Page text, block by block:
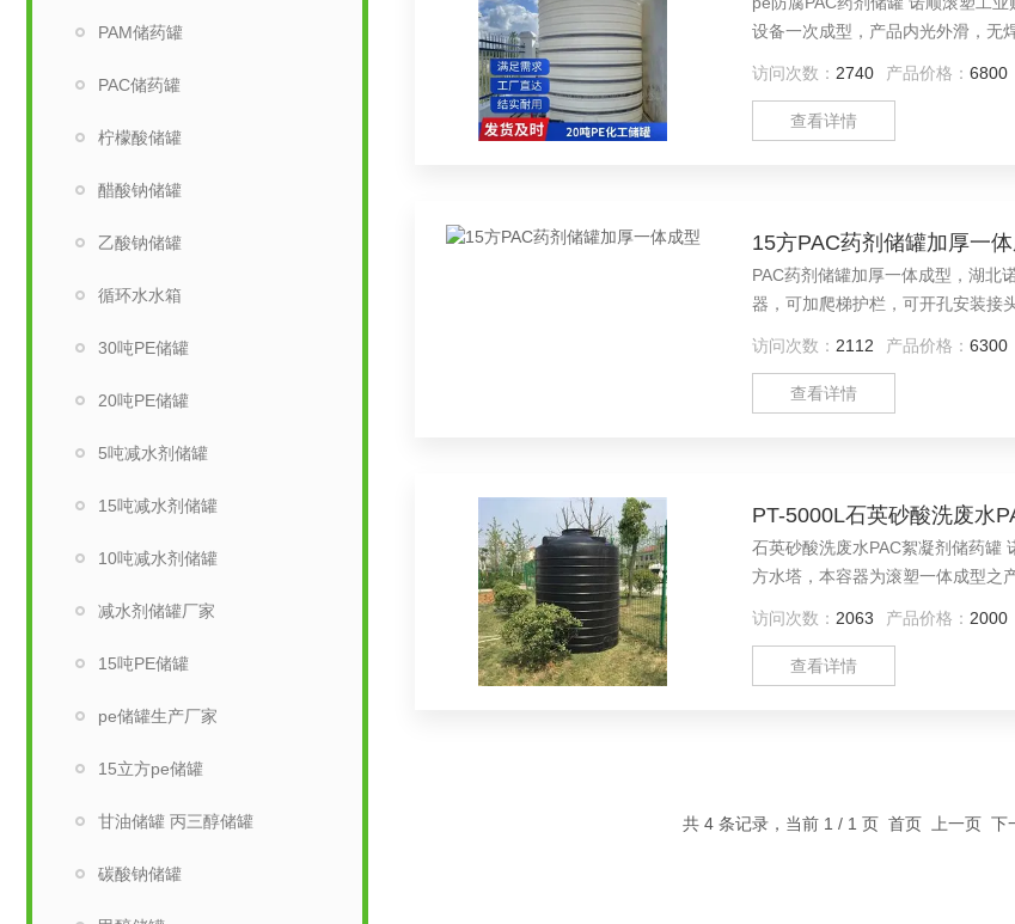
PAM储药罐
PAC储药罐
柠檬酸储罐
醋酸钠储罐
乙酸钠储罐
循环水水箱
30吨PE储罐
20吨PE储罐
5吨减水剂储罐
15吨减水剂储罐
10吨减水剂储罐
减水剂储罐厂家
15吨PE储罐
pe储罐生产厂家
15立方pe储罐
甘油储罐 丙三醇储罐
碳酸钠储罐
设备一次成型，产品内光外滑，无
访问次数： 2740 产品价格： 6800
查看详情
15方PAC药剂储罐加厚一
PAC药剂储罐加厚一体成型，湖北
器，可加爬梯护栏，可开孔安装接
访问次数： 2112 产品价格： 6300
查看详情
PT-5000L石英砂酸洗废水
石英砂酸洗废水PAC絮凝剂储药罐
方水塔，本容器为滚塑一体成型之
访问次数： 2063 产品价格： 2000
查看详情
共 4 条记录，当前 1 / 1 页 首页 上一页